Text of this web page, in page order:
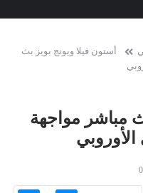
أستون فيلا ويونج بويز بث
مباشر مواجهة
0